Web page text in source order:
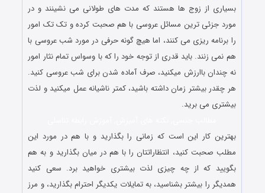
بسیاری از زوج ها هستند که مدت های طولانی می نشینند و در
مورد جزئی ترین مسائل عروسی با هم صحبت کرده و تک تک امور
را برنامه ریزی می کنند، اما هیچ گونه حرفی در مورد شب عروسی با
هم نمی زنند. باید قدری از توجه خود را که با وسواس تمام نثار امور
نه چندان باارزش میکنید، صرف آماده شدن برای شب عروسی کنید.
هر چقدر بیشتر زمان داشته باشید، کمتر ناشیانه عمل میکنید و لذت
بیشتری می برید.
بهترین کار این است که زمانی را بگذارید و با هم در مورد این
مطلب صحبت کنید، انتظاراتتان را با هم در میان بگذارید و به هم
بگویید که از چه چیزی لذت بیشتری خواهید برد. سعی کنید
همدیگر را بیشتر بشناسید، به تمایلات یکدیگر احترام بگذارید، و مرز